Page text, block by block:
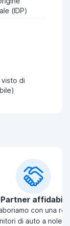
(IDP)
visto di
Partner affidabili
con una
di auto a